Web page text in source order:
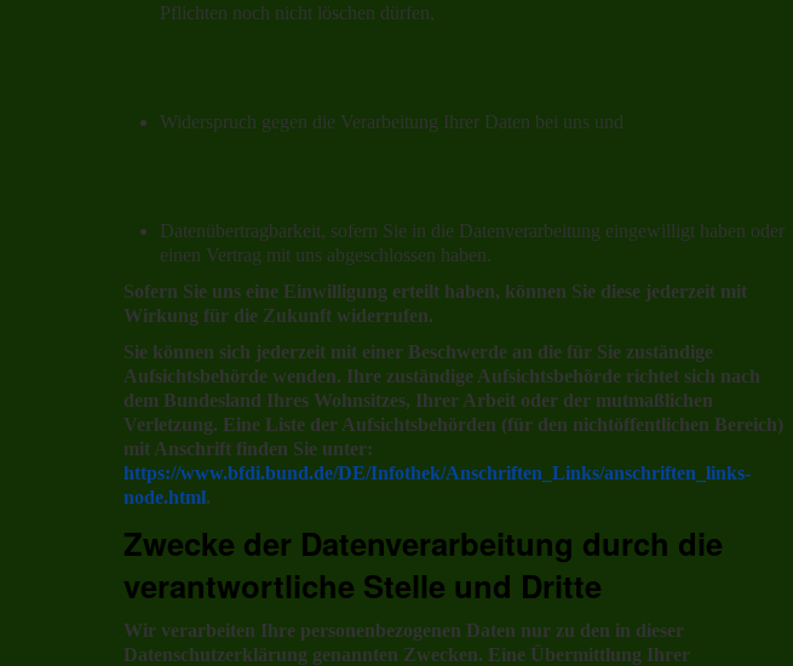
Pflichten noch nicht löschen dürfen,
Widerspruch gegen die Verarbeitung Ihrer Daten bei uns und
Datenübertragbarkeit, sofern Sie in die Datenverarbeitung eingewilligt haben oder
einen Vertrag mit uns abgeschlossen haben.
Sofern Sie uns eine Einwilligung erteilt haben, können Sie diese jederzeit mit
Wirkung für die Zukunft widerrufen.
Sie können sich jederzeit mit einer Beschwerde an die für Sie zuständige
Aufsichtsbehörde wenden. Ihre zuständige Aufsichtsbehörde richtet sich nach
dem Bundesland Ihres Wohnsitzes, Ihrer Arbeit oder der mutmaßlichen
Verletzung. Eine Liste der Aufsichtsbehörden (für den nichtöffentlichen Bereich)
mit Anschrift finden Sie unter:
https://www.bfdi.bund.de/DE/Infothek/Anschriften_Links/anschriften_links-
node.html.
Zwecke der Datenverarbeitung durch die
verantwortliche Stelle und Dritte
Wir verarbeiten Ihre personenbezogenen Daten nur zu den in dieser
Datenschutzerklärung genannten Zwecken. Eine Übermittlung Ihrer